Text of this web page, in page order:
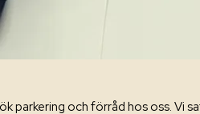
parkering och förråd hos oss. Vi